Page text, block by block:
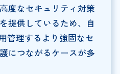
度なセキュリティ対策
提供しているため、自
管理するより強固なセ
につながるケースが多